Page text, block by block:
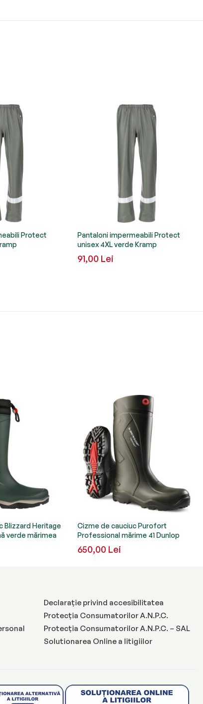
Protect
Pantaloni impermeabili Protect
unisex 4XL verde Kramp
91,00 Lei
Blizzard Heritage
verde mărimea
Cizme de cauciuc Purofort
Professional mărime 41 Dunlop
650,00 Lei
Declarație privind accesibilitatea
Protecția Consumatorilor A.N.P.C.
Protecția Consumatorilor A.N.P.C. – SAL
Solutionarea Online a litigiilor